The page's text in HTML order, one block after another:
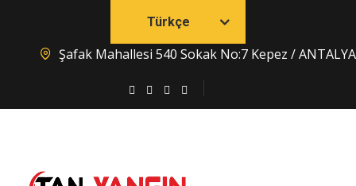
Türkçe
Şafak Mahallesi 540 Sokak No:7 Kepez / ANTALYA